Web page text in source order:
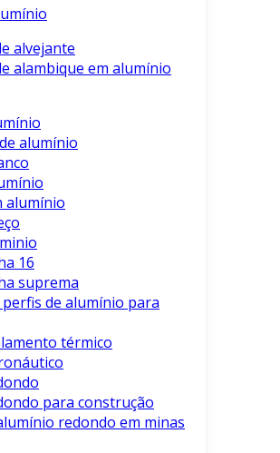
alvejante
alambique em alumínio
alumínio
alumínio
16
suprema
de alumínio para
térmico
para construção
redondo em minas